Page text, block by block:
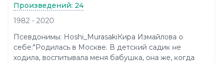
Произведений: 24
1982 - 2020
Псевдонимы: Hoshi_MurasakiКира Измайлова о
себе:"Родилась в Москве. В детский садик не
ходила, воспитывала меня бабушка, она же, когда